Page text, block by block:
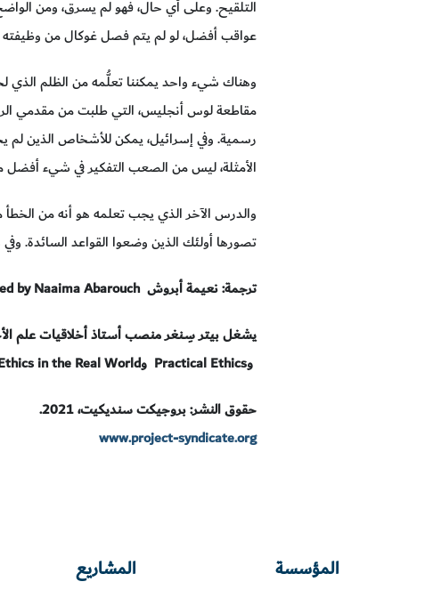
التلقيح. وعلى أي حال، فهو لم يسرق، ومن
عواقب أفضل، لو لم يتم فصل غوكال من وظيفته
وهناك شيء واحد يمكننا تعلُّمه من الظلم الذي
مقاطعة لوس أنجليس، التي طلبت من مقدمي
رسمية. وفي إسرائيل، يمكن للأشخاص الذين لم
الأمثلة، ليس من الصعب التفكير في شيء أفضل
والدرس الآخر الذي يجب تعلمه هو أنه من
تصورها أولئك الذين وضعوا القواعد
ترجمة: نعيمة أبروش by Naaima Abarouch
يشغل بيتر سِـنغر منصب أستاذ أخلاقيات علم
وPractical Ethics وin the Real World
حقوق النشر: بروجيكت سنديكيت، 2021.
www.project-syndicate.org
المؤسسة المشاريع